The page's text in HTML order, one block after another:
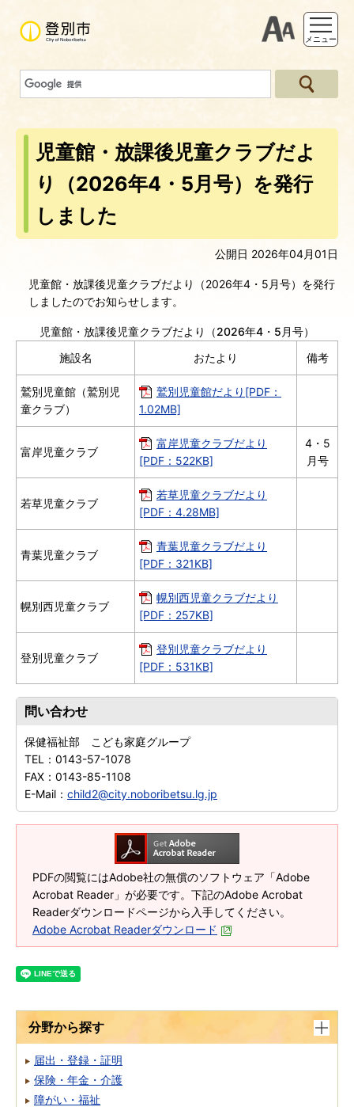
支援ツー
メニュー
児童館・放課後児童クラブだよ
り（2026年4・5月号）を発行
しました
公開日 2026年04月01日
児童館・放課後児童クラブだより（2026年4・5月号）を発行
しましたのでお知らせします。
児童館・放課後児童クラブだより（2026年4・5月号）
施設名
おたより 備考
鷲別児童館（鷲別児
童クラブ）
鷲別児童館だより[PDF：
1.02MB]
富岸児童クラブ
富岸児童クラブだより
[PDF：522KB]
4・5
月号
若草児童クラブ
若草児童クラブだより
[PDF：4.28MB]
青葉児童クラブ
青葉児童クラブだより
[PDF：321KB]
幌別西児童クラブ
幌別西児童クラブだより
[PDF：257KB]
登別児童クラブ
登別児童クラブだより
[PDF：531KB]
問い合わせ
保健福祉部 こども家庭グループ
TEL： 0143-57-1078
FAX： 0143-85-1108
E-Mail： child2@city.noboribetsu.lg.jp
PDFの閲覧にはAdobe社の無償のソフトウェア「Adobe
Acrobat Reader」が必要です。下記のAdobe Acrobat
Readerダウンロードページから入手してください。
Adobe Acrobat Readerダウンロード
分野から探す
届出・登録・証明
保険・年金・介護
障がい・福祉